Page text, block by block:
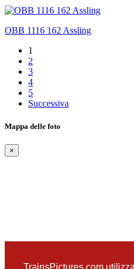
OBB 1116 162 Assling
1
2
3
4
5
Successiva
Mappa delle foto
×